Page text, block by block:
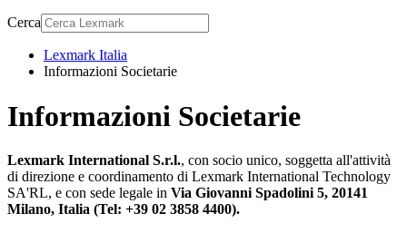
Cerca
Lexmark Italia
Informazioni Societarie
Informazioni Societarie
Lexmark International S.r.l., con socio unico, soggetta all'attività
di direzione e coordinamento di Lexmark International Technology
SA'RL, e con sede legale in Via Giovanni Spadolini 5, 20141
Milano, Italia (Tel: +39 02 3858 4400).